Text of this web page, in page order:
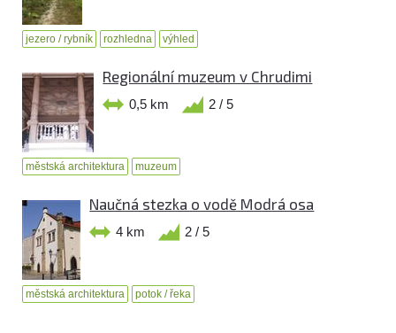
jezero / rybník rozhledna výhled
Regionální muzeum v Chrudimi
0,5 km 2 / 5
městská architektura muzeum
Naučná stezka o vodě Modrá osa
4 km 2 / 5
městská architektura potok / řeka